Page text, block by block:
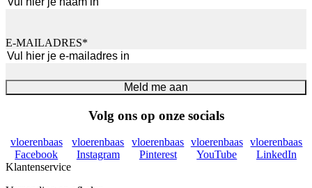
E-MAILADRES*
Meld me aan
Volg ons op onze socials
vloerenbaas
Facebook
vloerenbaas
Instagram
vloerenbaas
Pinterest
vloerenbaas
YouTube
vloerenbaas
LinkedIn
Klantenservice